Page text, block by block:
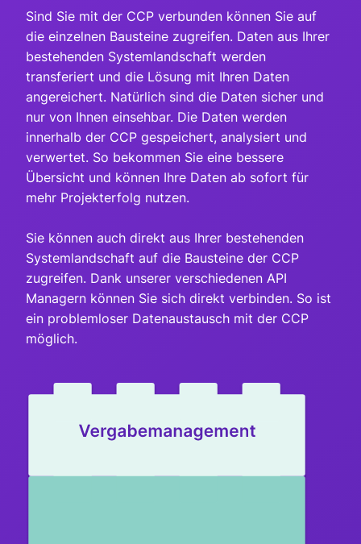
Sind Sie mit der CCP verbunden können Sie auf
die einzelnen Bausteine zugreifen. Daten aus Ihrer
bestehenden Systemlandschaft werden
transferiert und die Lösung mit Ihren Daten
angereichert. Natürlich sind die Daten sicher und
nur von Ihnen einsehbar. Die Daten werden
innerhalb der CCP gespeichert, analysiert und
verwertet. So bekommen Sie eine bessere
Übersicht und können Ihre Daten ab sofort für
mehr Projekterfolg nutzen.
Sie können auch direkt aus Ihrer bestehenden
Systemlandschaft auf die Bausteine der CCP
zugreifen. Dank unserer verschiedenen API
Managern können Sie sich direkt verbinden. So ist
ein problemloser Datenaustausch mit der CCP
möglich.